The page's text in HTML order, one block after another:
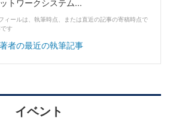
ィールは、執筆時点、または直近の記事の寄稿時点で
す
者の最近の執筆記事
イベント